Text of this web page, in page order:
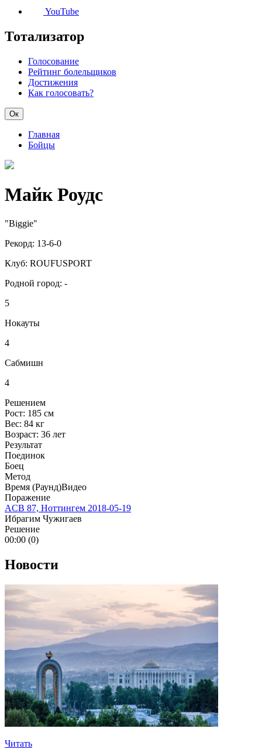
YouTube
Тотализатор
Голосование
Рейтинг болельщиков
Достижения
Как голосовать?
Ок
Главная
Бойцы
Майк Роудс
"Biggie"
Рекорд: 13-6-0
Клуб: ROUFUSPORT
Родной город: -
5
Нокауты
4
Сабмишн
4
Решением
Рост: 185 см
Вес: 84 кг
Возраст: 36 лет
Результат
Поединок
Боец
Метод
Время (Раунд)Видео
Поражение
ACB 87, Ноттингем 2018-05-19
Ибрагим Чужигаев
Решение
00:00 (0)
Новости
Читать